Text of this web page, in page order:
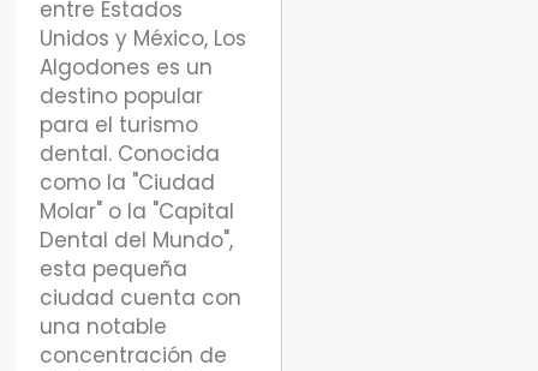
entre Estados
Unidos y México, Los
Algodones es un
destino popular
para el turismo
dental. Conocida
como la "Ciudad
Molar" o la "Capital
Dental del Mundo",
esta pequeña
ciudad cuenta con
una notable
concentración de